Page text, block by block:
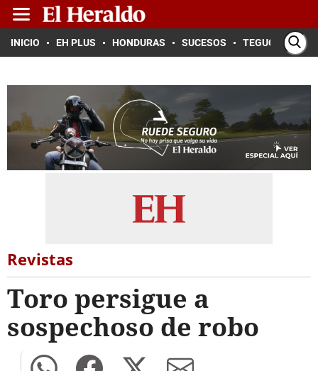
INICIO EH PLUS HONDURAS SUCESOS TEGUCIGALPA
Revistas
Toro persigue a
sospechoso de robo